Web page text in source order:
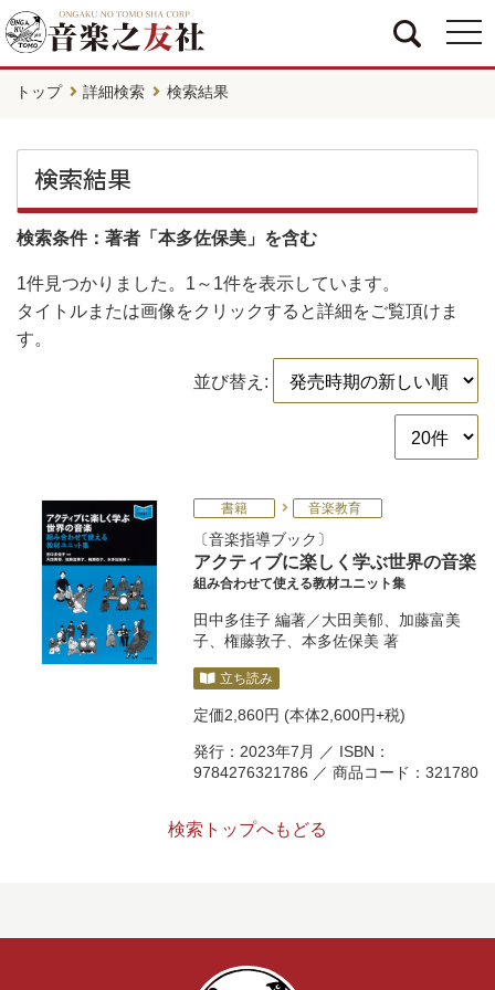
トップ 詳細検索 検索結果
検索結果
検索条件：著者「本多佐保美」を含む
1件見つかりました。 1～1件を表示しています。
タイトルまたは画像をクリックすると詳細をご覧頂けま
す。
並び替え:
書籍 音楽教育
音楽指導ブック
アクティブに楽しく学ぶ世界の音楽
組み合わせて使える教材ユニット集
田中多佳子 編著／大田美郁
加藤富美
子
権藤敦子 本多佐保美 著
立ち読み
定価2,860円 (本体2,600円+税)
発行：2023年7月 ／ ISBN：
9784276321786 ／ 商品コード：321780
検索トップへもどる